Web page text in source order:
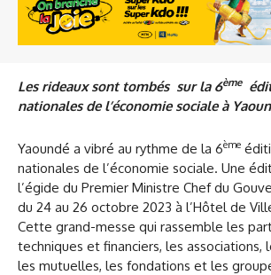
Les rideaux sont tombés sur la 6ème
nationales de l’économie sociale à
Yaoundé a vibré au rythme de la 6ème
nationales de l’économie sociale. Une
l’égide du Premier Ministre Chef du
du 24 au 26 octobre 2023 à l’Hôtel de
Cette grand-messe qui rassemble les
techniques et financiers, les associations,
les mutuelles, les fondations et les